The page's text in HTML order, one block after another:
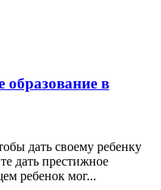
в
дать своему ребенку
дать престижное
ребенок мог...